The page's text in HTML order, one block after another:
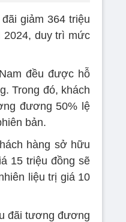
giảm 364 triệu
2024, duy trì mức
đều được hỗ
Trong đó, khách
đương 50% lệ
bản.
hàng sở hữu
15 triệu đồng sẽ
liệu trị giá 10
đãi tương đương